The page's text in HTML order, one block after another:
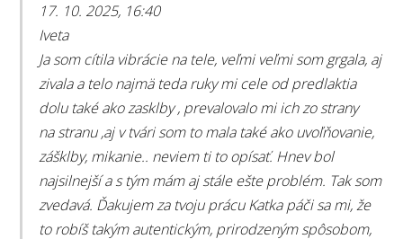
17. 10. 2025, 16:40
Iveta
Ja som cítila vibrácie na tele, veľmi veľmi som grgala, aj
zivala a telo najmä teda ruky mi cele od predlaktia
dolu také ako zasklby , prevalovalo mi ich zo strany
na stranu ,aj v tvári som to mala také ako uvoľňovanie,
zášklby, mikanie.. neviem ti to opísať. Hnev bol
najsilnejší a s tým mám aj stále ešte problém. Tak som
zvedavá. Ďakujem za tvoju prácu Katka páči sa mi, že
to robíš takým autentickým, prirodzeným spôsobom,